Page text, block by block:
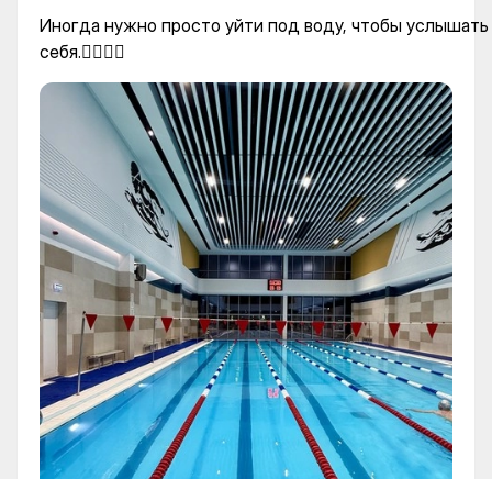
Иногда нужно просто уйти под воду, чтобы услышать
себя.🏊🏻‍♂️💦